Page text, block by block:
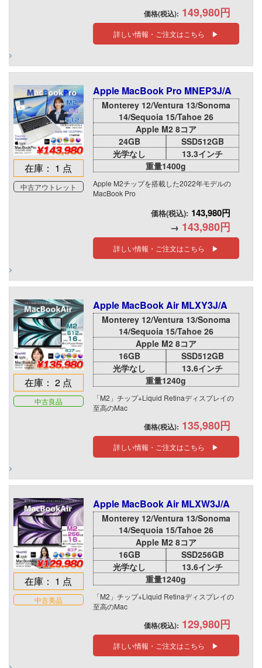
価格(税込): 149,980円
詳しい情報・ご注文はこちら ▶
在庫： 1 点
中古アウトレット
Apple MacBook Pro MNEP3J/A
Monterey 12/Ventura 13/Sonoma
14/Sequoia 15/Tahoe 26
Apple M2 8コア
24GB
SSD512GB
光学なし
13.3インチ
重量1400g
Apple M2チップを搭載した2022年モデルの
MacBook Pro
価格(税込): 143,980円
→ 143,980円
詳しい情報・ご注文はこちら ▶
在庫： 2 点
中古良品
Apple MacBook Air MLXY3J/A
Monterey 12/Ventura 13/Sonoma
14/Sequoia 15/Tahoe 26
Apple M2 8コア
16GB
SSD512GB
光学なし
13.6インチ
重量1240g
「M2」チップ+Liquid Retinaディスプレイの
至高のMac
価格(税込): 135,980円
詳しい情報・ご注文はこちら ▶
在庫： 1 点
中古美品
Apple MacBook Air MLXW3J/A
Monterey 12/Ventura 13/Sonoma
14/Sequoia 15/Tahoe 26
Apple M2 8コア
16GB
SSD256GB
光学なし
13.6インチ
重量1240g
「M2」チップ+Liquid Retinaディスプレイの
至高のMac
価格(税込): 129,980円
詳しい情報・ご注文はこちら ▶